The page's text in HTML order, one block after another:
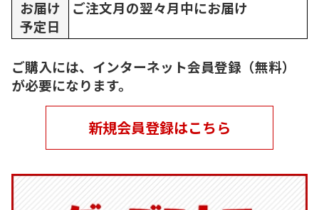
お届け
予定日
ご注文月の翌々月中にお届け
ご購入には、インターネット会員登録（無料）
が必要になります。
新規会員登録はこちら